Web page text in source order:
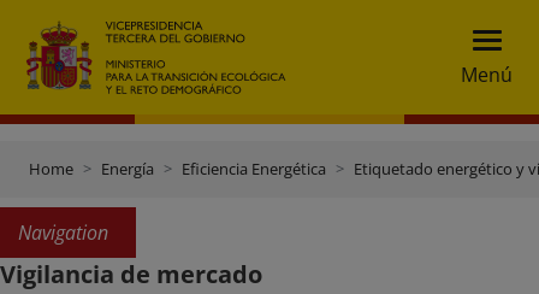
Menú
Home Energía Eficiencia Energética Etiquetado energético y
Navigation
Vigilancia de mercado